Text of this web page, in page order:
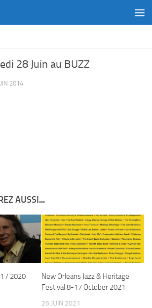
28 Juin au BUZZ
2014
AUSSI...
/ 2020
New Orleans Jazz & Heritage
Festival 8-17 October 2021
26 JUIN 2021